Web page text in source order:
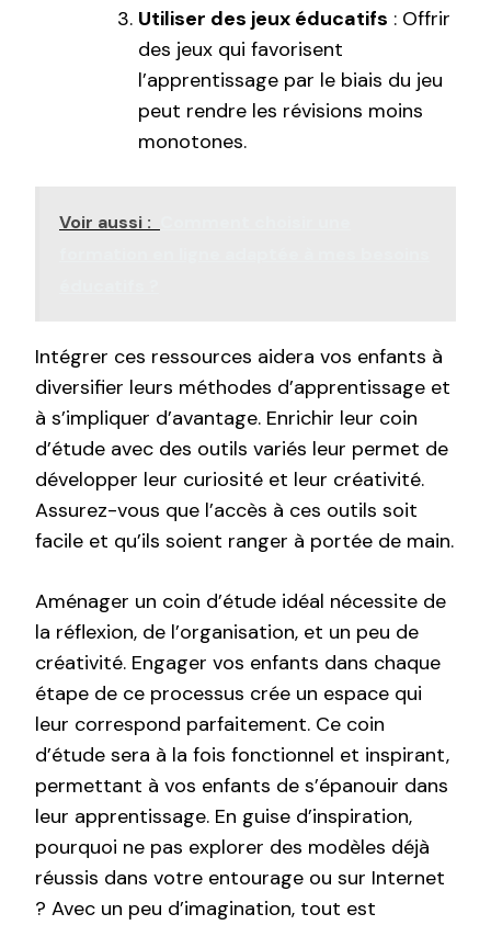
Utiliser des jeux éducatifs : Offrir
des jeux qui favorisent
l’apprentissage par le biais du jeu
peut rendre les révisions moins
monotones.
Voir aussi :
Intégrer ces ressources aidera vos enfants à
diversifier leurs méthodes d’apprentissage et
à s’impliquer d’avantage. Enrichir leur coin
d’étude avec des outils variés leur permet de
développer leur curiosité et leur créativité.
Assurez-vous que l’accès à ces outils soit
facile et qu’ils soient ranger à portée de main.
Aménager un coin d’étude idéal nécessite de
la réflexion, de l’organisation, et un peu de
créativité. Engager vos enfants dans chaque
étape de ce processus crée un espace qui
leur correspond parfaitement. Ce coin
d’étude sera à la fois fonctionnel et inspirant,
permettant à vos enfants de s’épanouir dans
leur apprentissage. En guise d’inspiration,
pourquoi ne pas explorer des modèles déjà
réussis dans votre entourage ou sur Internet
? Avec un peu d’imagination, tout est